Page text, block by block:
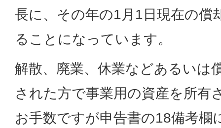
長に、その年の1月1日現在の償
ることになっています。
解散、廃業、休業などあるいは
された方で事業用の資産を所有
お手数ですが申告書の18備考欄